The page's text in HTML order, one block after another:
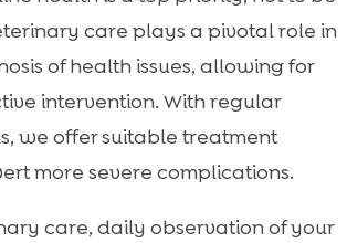
care plays a pivotal role in
of health issues, allowing for
intervention. With regular
we offer suitable treatment
more severe complications.
care, daily observation of your